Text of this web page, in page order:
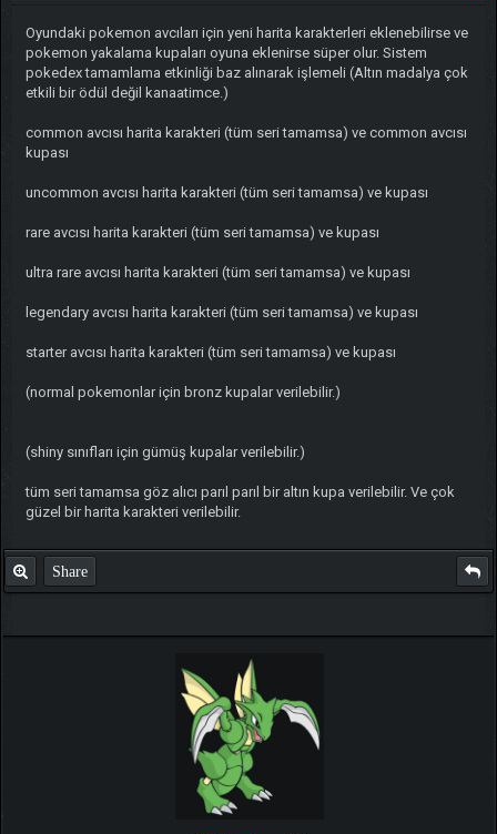
Oyundaki pokemon avcıları için yeni harita karakterleri eklenebilirse ve
pokemon yakalama kupaları oyuna eklenirse süper olur. Sistem
pokedex tamamlama etkinliği baz alınarak işlemeli (Altın madalya çok
etkili bir ödül değil kanaatimce.)
common avcısı harita karakteri (tüm seri tamamsa) ve common avcısı
kupası
uncommon avcısı harita karakteri (tüm seri tamamsa) ve kupası
rare avcısı harita karakteri (tüm seri tamamsa) ve kupası
ultra rare avcısı harita karakteri (tüm seri tamamsa) ve kupası
legendary avcısı harita karakteri (tüm seri tamamsa) ve kupası
starter avcısı harita karakteri (tüm seri tamamsa) ve kupası
(normal pokemonlar için bronz kupalar verilebilir.)
(shiny sınıfları için gümüş kupalar verilebilir.)
tüm seri tamamsa göz alıcı parıl parıl bir altın kupa verilebilir. Ve çok
güzel bir harita karakteri verilebilir.
Share